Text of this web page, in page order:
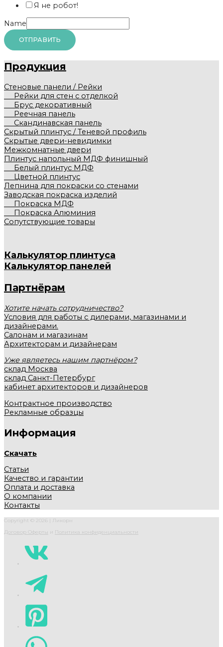
Я не робот!
Name
ОТПРАВИТЬ
Продукция
Стеновые панели / Рейки
Рейки для стен с отделкой
Брус декоративный
Реечная панель
Скандинавская панель
Скрытый плинтус / Теневой профиль
Скрытые двери-невидимки
Межкомнатные двери
Плинтус напольный МДФ финишный
Белый плинтус МДФ
Цветной плинтус
Лепнина для покраски со стенами
Заводская покраска изделий
Покраска МДФ
Покраска Алюминия
Сопутствующие товары
Калькулятор плинтуса
Калькулятор панелей
Партнёрам
Хотите начать сотрудничество?
Условия для работы с дилерами, магазинами и
дизайнерами.
Салонам и магазинам
Архитекторам и дизайнерам
Уже являетесь нашим партнёром?
склад Москва
склад Санкт-Петербург
кабинет архитекторов и дизайнеров
Контрактное производство
Рекламные образцы
Информация
Скачать
Статьи
Качество и гарантии
Оплата и доставка
О компании
Контакты
Copyright © 2026 |
Ликорн
Договор Оферты
и Политика конфиденциальности